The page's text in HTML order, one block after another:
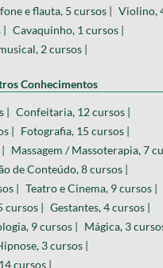
e flauta, 5 cursos | Violino,
| Cavaquinho, 1 cursos |
2 cursos |
Conhecimentos
| Confeitaria, 12 cursos |
| Fotografia, 15 cursos |
Massagem / Massoterapia, 7
de Conteúdo, 8 cursos |
| Teatro e Cinema, 9 cursos |
cursos | Gestantes, 4 cursos |
9 cursos | Mágica, 3
3 cursos |
cursos |